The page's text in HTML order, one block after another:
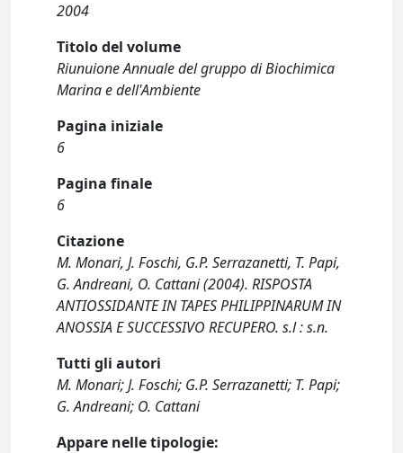
2004
Titolo del volume
Riunuione Annuale del gruppo di Biochimica
Marina e dell'Ambiente
Pagina iniziale
6
Pagina finale
6
Citazione
M. Monari, J. Foschi, G.P. Serrazanetti, T. Papi,
G. Andreani, O. Cattani (2004). RISPOSTA
ANTIOSSIDANTE IN TAPES PHILIPPINARUM IN
ANOSSIA E SUCCESSIVO RECUPERO. s.l : s.n.
Tutti gli autori
M. Monari; J. Foschi; G.P. Serrazanetti; T. Papi;
G. Andreani; O. Cattani
Appare nelle tipologie: